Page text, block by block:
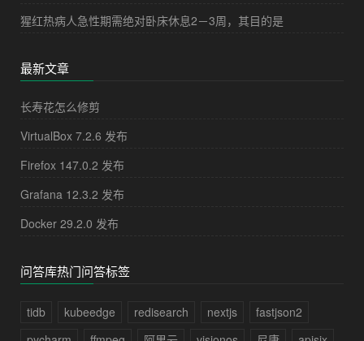
猩红热病人急性期需绝对卧床休息2－3周，其目的是
最新文章
长寿花怎么修剪
VirtualBox 7.2.6 发布
Firefox 147.0.2 发布
Grafana 12.3.2 发布
Docker 29.2.0 发布
问答库热门问答标签
tidb kubeedge redisearch nextjs
fastjson2